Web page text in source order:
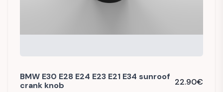
BMW E30 E28 E24 E23 E21 E34 sunroof
crank knob
22.90€